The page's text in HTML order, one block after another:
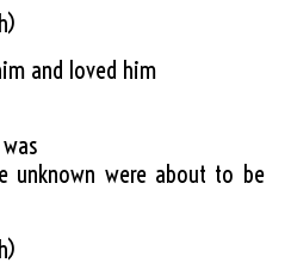
and loved him
unknown were about to be